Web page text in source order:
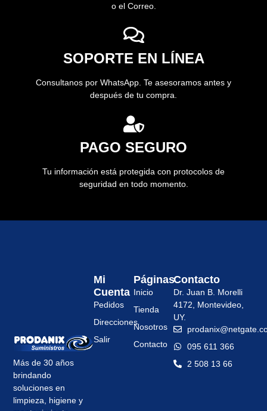
o el Correo.
SOPORTE EN LÍNEA
Consultanos por WhatsApp. Te asesoramos antes y
después de tu compra.
PAGO SEGURO
Tu información está protegida con protocolos de
seguridad en todo momento.
Más de 30 años
brindando
soluciones en
limpieza, higiene y
Páginas
Inicio
Tienda
Nosotros
Contacto
Mi
Cuenta
Pedidos
Direcciones
Salir
Contacto
Dr. Juan B. Morelli
4172, Montevideo,
UY.
095 611 366
2 508 13 66